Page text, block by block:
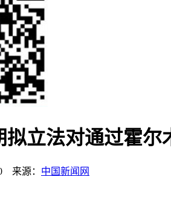
拟立法对通过霍
来源： 中国新闻网